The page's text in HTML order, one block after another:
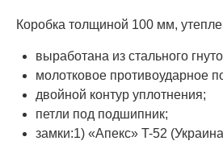
Коробка толщиной 100 мм,
выработана из стального
молотковое противоударное
двойной контур уплотнения;
петли под подшипник;
замки:1) «Апекс» T-52